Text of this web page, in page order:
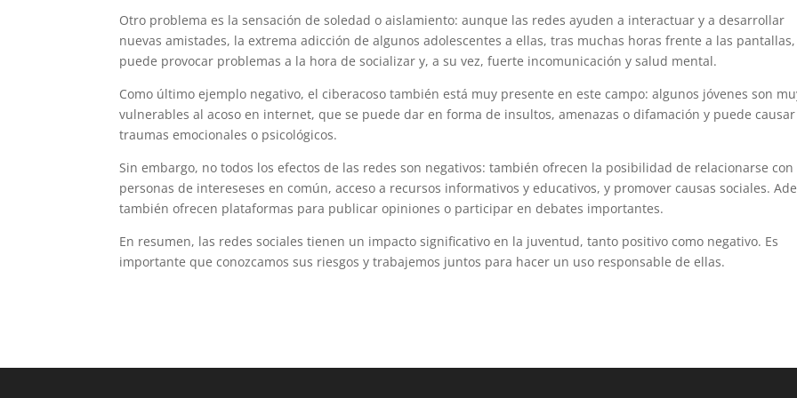
Otro problema es la sensación de soledad o aislamiento: aunque las redes ayuden a interactuar y a desarrollar
nuevas amistades, la extrema adicción de algunos adolescentes a ellas, tras muchas horas frente a las pantallas,
puede provocar problemas a la hora de socializar y, a su vez, fuerte incomunicación y salud mental.
Como último ejemplo negativo, el ciberacoso también está muy presente en este campo: algunos jóvenes son
vulnerables al acoso en internet, que se puede dar en forma de insultos, amenazas o difamación y puede causar
traumas emocionales o psicológicos.
Sin embargo, no todos los efectos de las redes son negativos: también ofrecen la posibilidad de relacionarse con
personas de intereseses en común, acceso a recursos informativos y educativos, y promover causas sociales.
también ofrecen plataformas para publicar opiniones o participar en debates importantes.
En resumen, las redes sociales tienen un impacto significativo en la juventud, tanto positivo como negativo. Es
importante que conozcamos sus riesgos y trabajemos juntos para hacer un uso responsable de ellas.